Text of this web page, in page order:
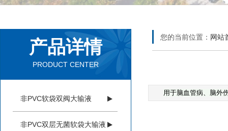
产品详情
PRODUCT CENTER
非PVC软袋双阀大输液
非PVC双层无菌软袋大输液
您的当前位置： 网站
用于脑血管病、脑外